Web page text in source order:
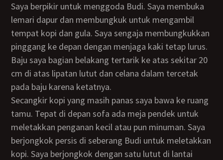
Saya berpikir untuk menggoda Budi. Saya membuka
lemari dapur dan membungkuk untuk mengambil
tempat kopi dan gula. Saya sengaja membungkukkan
pinggang ke depan dengan menjaga kaki tetap lurus.
Baju saya bagian belakang tertarik ke atas sekitar 20
cm di atas lipatan lutut dan celana dalam tercetak
pada baju karena ketatnya.
Secangkir kopi yang masih panas saya bawa ke ruang
tamu. Tepat di depan sofa ada meja pendek untuk
meletakkan penganan kecil atau pun minuman. Saya
berjongkok persis di seberang Budi untuk meletakkan
kopi. Saya berjongkok dengan satu lutut di lantai